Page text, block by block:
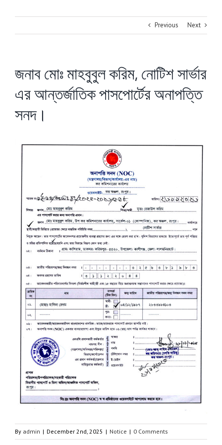
Previous Next
জনাব মোঃ মাহবুবুল করিম, নোটিশ সার্ভার
এর আন্তর্জাতিক পাসপোর্টের অনাপত্তি
সনদ।
By admin | December 2nd, 2025 | Notice | 0 Comments